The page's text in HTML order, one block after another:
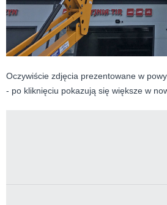
Oczywiście zdjęcia prezentowane w
- po kliknięciu pokazują się większe w